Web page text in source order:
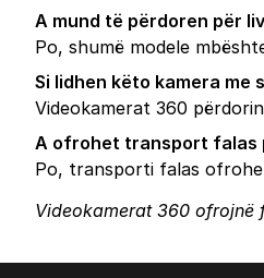
A mund të përdoren për
Po, shumë modele
Si lidhen këto kamera me
Videokamerat 360
A ofrohet transport falas
Po, transporti falas
Videokamerat 360 ofrojnë